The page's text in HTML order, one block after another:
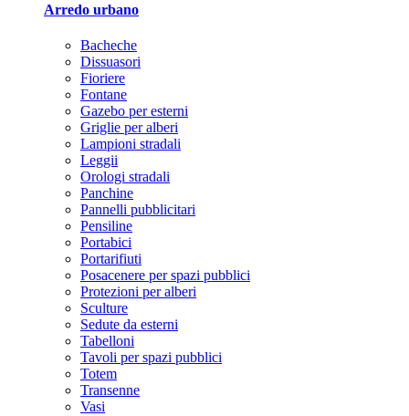
Arredo urbano
Bacheche
Dissuasori
Fioriere
Fontane
Gazebo per esterni
Griglie per alberi
Lampioni stradali
Leggii
Orologi stradali
Panchine
Pannelli pubblicitari
Pensiline
Portabici
Portarifiuti
Posacenere per spazi pubblici
Protezioni per alberi
Sculture
Sedute da esterni
Tabelloni
Tavoli per spazi pubblici
Totem
Transenne
Vasi